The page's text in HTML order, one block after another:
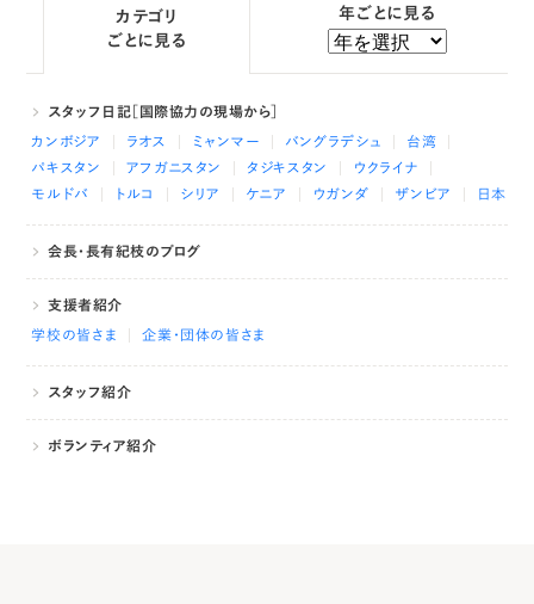
カテゴリ
ごとに見る
スタッフ日記［国際協力の現場から］
カンボジア
ラオス ミャンマー バングラデシュ
台湾
パキスタン
アフガニスタン タジキスタン
ウクライナ
モルドバ
トルコ シリア ケニア ウガンダ ザンビア 日本
会長・長有紀枝のブログ
支援者紹介
学校の皆さま
企業・団体の皆さま
スタッフ紹介
ボランティア紹介
年ごとに見る